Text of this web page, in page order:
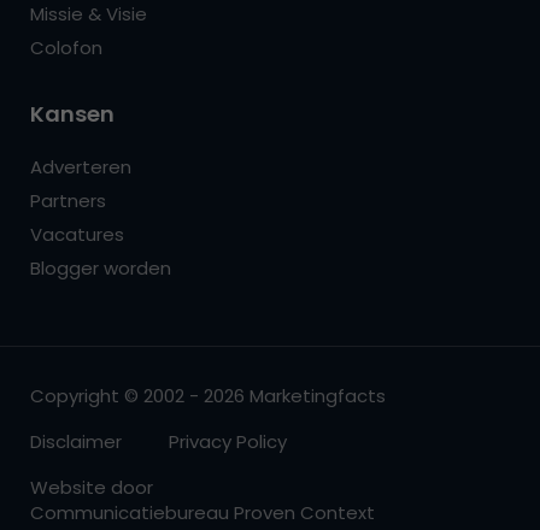
Missie & Visie
Colofon
Kansen
Adverteren
Partners
Vacatures
Blogger worden
Copyright © 2002 - 2026 Marketingfacts
Disclaimer
Privacy Policy
Website door
Communicatiebureau Proven Context